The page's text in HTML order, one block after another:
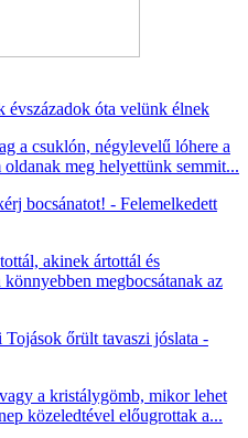
évszázadok óta velünk élnek
a csuklón, négylevelű lóhere a
meg helyettünk semmit...
bocsánatot! - Felemelkedett
akinek ártottál és
megbocsátanak az
Tojások őrült tavaszi jóslata -
a kristálygömb, mikor lehet
közeledtével előugrottak a...